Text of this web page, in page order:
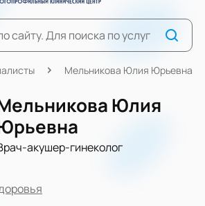
Мельникова Юлия Юрьевна
Юлия
акушер-гинеколог